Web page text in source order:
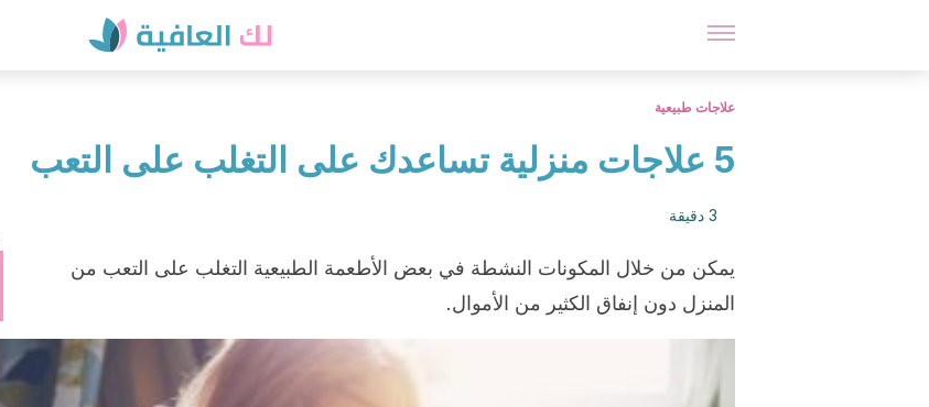
علاجات طبيعية
5 علاجات منزلية تساعدك على التغلب على التعب
3 دقيقة
يمكن من خلال المكونات النشطة في بعض الأطعمة الطبيعية التغلب على التعب من
المنزل دون إنفاق الكثير من الأموال.